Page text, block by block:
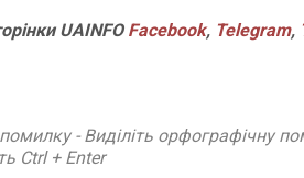
UAINFO Facebook, Telegram,
- Виділіть орфографічну
Ctrl + Enter